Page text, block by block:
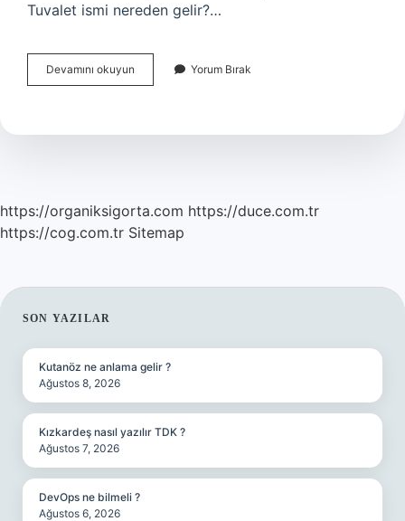
Tuvalet ismi nereden gelir?…
Devamını okuyun
Hangi
Yorum Bırak
https://organiksigorta.com https://duce.com.tr
https://cog.com.tr Sitemap
SIDEBAR
SON YAZILAR
Kutanöz ne anlama gelir ?
Ağustos 8, 2026
Kızkardeş nasıl yazılır TDK ?
Ağustos 7, 2026
DevOps ne bilmeli ?
Ağustos 6, 2026